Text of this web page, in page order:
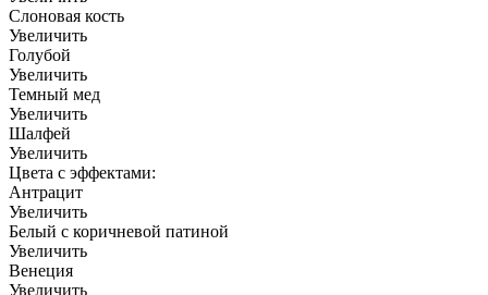
Слоновая кость
Увеличить
Голубой
Увеличить
Темный мед
Увеличить
Шалфей
Увеличить
Цвета с эффектами:
Антрацит
Увеличить
Белый с коричневой патиной
Увеличить
Венеция
Увеличить